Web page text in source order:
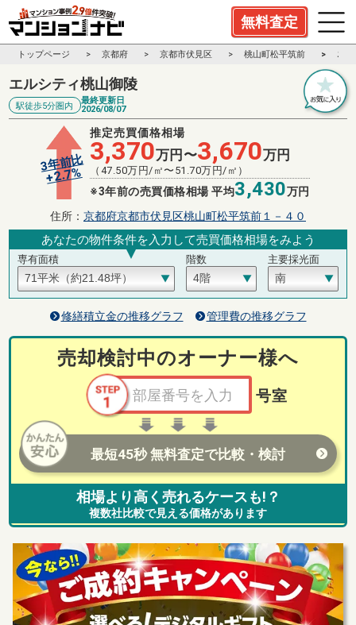
無料査定
トップページ 京都府 京都市伏見区 桃山町松平筑前 エ
エルシティ桃山御陵
駅徒歩5分圏内
最終更新日
2026/08/07
3年前比
+2.7%
推定売買価格相場
3,370万円〜3,670万円
（ 47.50万円/㎡〜 51.70万円/㎡）
※3年前の売買価格相場 平均3,430万円
住所： 京都府京都市伏見区桃山町松平筑前１－４０
あなたの物件条件を入力して売買価格相場をみよう
専有面積 階数 主要採光面
修繕積立金の推移グラフ 管理費の推移グラフ
売却検討中のオーナー様へ
号室
最短45秒 無料査定で比較・検討
相場より高く売れるケースも!？
複数社比較で見える価格があります